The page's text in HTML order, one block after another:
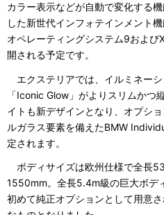
カラー表示などが自動で変化する
した新世代インフォテインメント
オペレーティングシステム9および
開される予定です。
エクステリアでは、イルミネー
「Iconic Glow」がよりスリムかつ
イトも新デザインとなり、オプシ
ルガラス要素を備えたBMW
定されます。
ボディサイズは欧州仕様で全長
1550mm。全長5.4m級の巨大ボデ
初めて純正オプションとして用意